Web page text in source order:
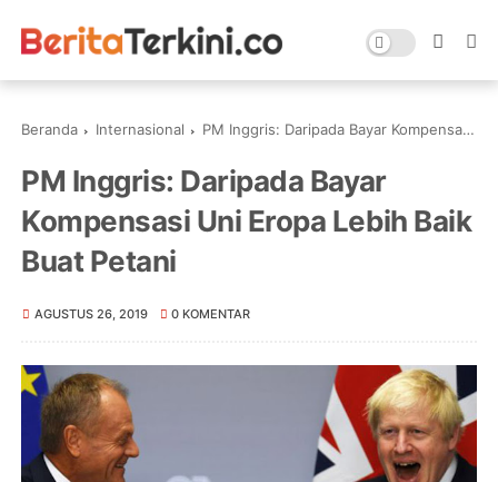
Beranda Internasional PM Inggris: Daripada Bayar Kompensasi Uni Eropa Lebih Baik Buat Petani
PM Inggris: Daripada Bayar
Kompensasi Uni Eropa Lebih Baik
Buat Petani
AGUSTUS 26, 2019 0 KOMENTAR